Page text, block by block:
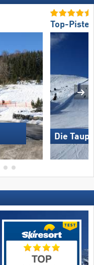
Top-
Die